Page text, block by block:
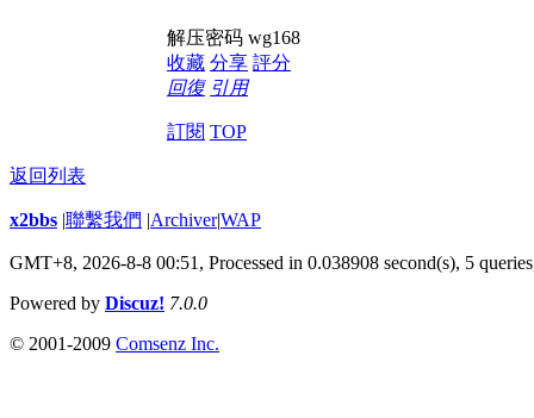
解压密码 wg168
收藏 分享 評分
回復 引用
訂閱 TOP
返回列表
x2bbs |聯繫我們 |Archiver|WAP
GMT+8, 2026-8-8 00:51, Processed in 0.038908 second(s), 5
Powered by Discuz! 7.0.0
© 2001-2009 Comsenz Inc.